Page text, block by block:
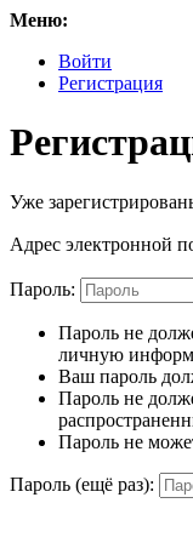
Меню:
Войти
Регистрация
Уже
Адрес электронной
Пароль:
Пароль не
личную
Ваш пароль
Пароль не
Пароль не
Пароль (ещё раз):